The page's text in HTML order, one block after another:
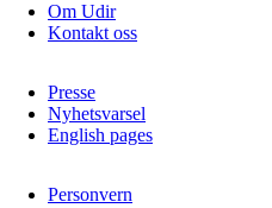
Om Udir
Kontakt oss
Presse
Nyhetsvarsel
English pages
Personvern